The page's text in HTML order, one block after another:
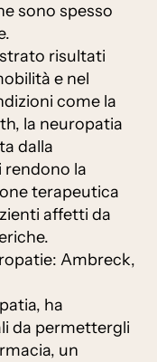
sono spesso
risultati
e nel
come la
la neuropatia
dalla
rendono la
terapeutica
affetti da
Ambreck,
ha
da permettergli
un